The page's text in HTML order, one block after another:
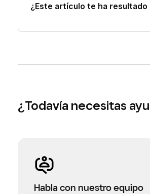
¿Este artículo te ha resultado
¿Todavía necesitas
Habla con nuestro equipo